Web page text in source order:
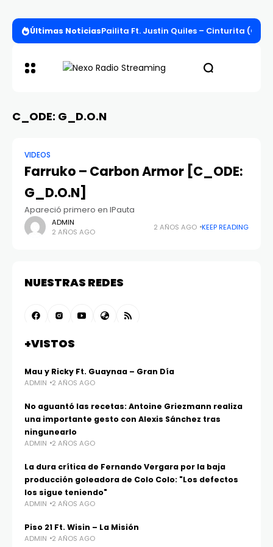
Últimas NoticiasPailita Ft. Justin Quiles – Cinturita
C_ODE: G_D.O.N
VIDEOS
Farruko – Carbon Armor [C_ODE:
G_D.O.N]
Apareció primero en IPauta
ADMIN
2 AÑOS AGO
2 AÑOS AGO KEEP READING
NUESTRAS REDES
+VISTOS
Mau y Ricky Ft. Guaynaa – Gran Día
ADMIN 2 AÑOS AGO
No aguantó las recetas: Antoine Griezmann realiza
una importante gesto con Alexis Sánchez tras
ningunearlo
ADMIN 2 AÑOS AGO
La dura crítica de Fernando Vergara por la baja
producción goleadora de Colo Colo: "Los defectos
los sigue teniendo"
ADMIN 2 AÑOS AGO
Piso 21 Ft. Wisin – La Misión
ADMIN 2 AÑOS AGO